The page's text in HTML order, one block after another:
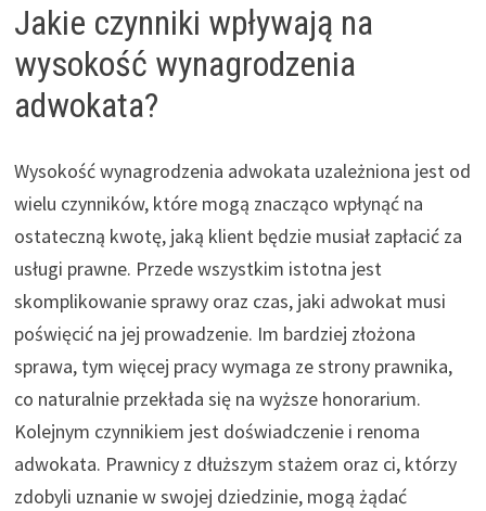
Jakie czynniki wpływają na
wysokość wynagrodzenia
adwokata?
Wysokość wynagrodzenia adwokata uzależniona jest od
wielu czynników, które mogą znacząco wpłynąć na
ostateczną kwotę, jaką klient będzie musiał zapłacić za
usługi prawne. Przede wszystkim istotna jest
skomplikowanie sprawy oraz czas, jaki adwokat musi
poświęcić na jej prowadzenie. Im bardziej złożona
sprawa, tym więcej pracy wymaga ze strony prawnika,
co naturalnie przekłada się na wyższe honorarium.
Kolejnym czynnikiem jest doświadczenie i renoma
adwokata. Prawnicy z dłuższym stażem oraz ci, którzy
zdobyli uznanie w swojej dziedzinie, mogą żądać